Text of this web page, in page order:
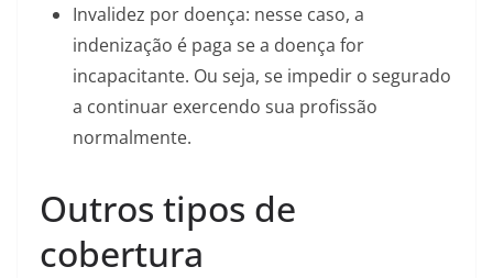
Invalidez por doença: nesse caso, a
indenização é paga se a doença for
incapacitante. Ou seja, se impedir o segurado
a continuar exercendo sua profissão
normalmente.
Outros tipos de
cobertura